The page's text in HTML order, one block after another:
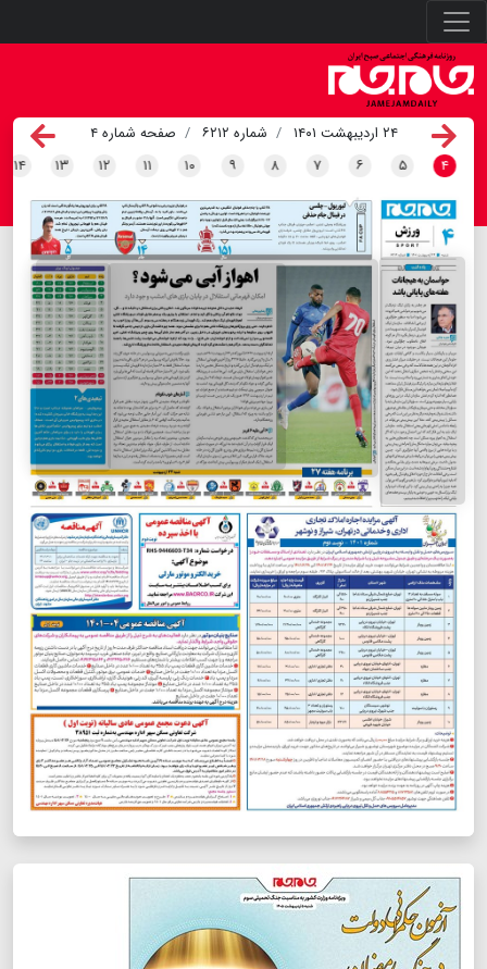
۲۴ اردیبهشت ۱۴۰۱ شماره ۶۲۱۲
صفحه شماره ۴
۴ ۵ ۶ ۷ ۸ ۹ ۱۰ ۱۱ ۱۲ ۱۳ ۱۴